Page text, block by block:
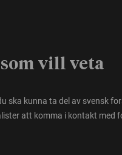
vill veta
ska kunna ta del av svensk
att komma i kontakt med